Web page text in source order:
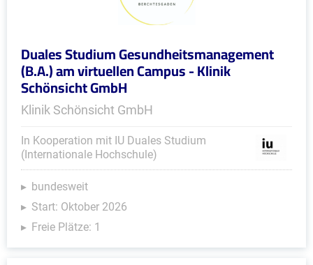
Duales Studium Gesundheitsmanagement
(B.A.) am virtuellen Campus - Klinik
Schönsicht GmbH
Klinik Schönsicht GmbH
In Kooperation mit IU Duales Studium
(Internationale Hochschule)
bundesweit
Start: Oktober 2026
Freie Plätze: 1